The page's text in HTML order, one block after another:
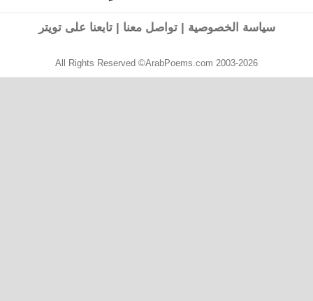
سياسة الخصوصية |تواصل معنا |تابعنا على تويتر
All Rights Reserved ©ArabPoems.com 2003-2026